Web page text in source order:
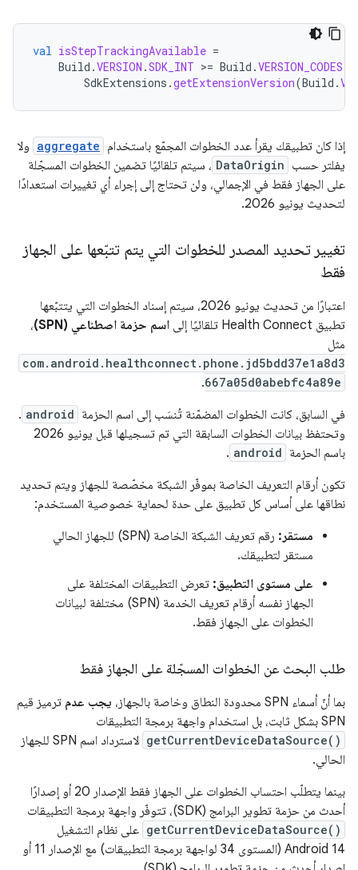
val isStepTrackingAvailable =
Build .VERSION .SDK_INT >= Build .VERSION_CODES
SdkExtensions .getExtensionVersion(Build .
إذا كان تطبيقك يقرأ عدد الخطوات المجمّع باستخدام aggregate ولا
يفلتر حسب DataOrigin ، سيتم تلقائيًا تضمين الخطوات المسجّلة
على الجهاز فقط في الإجمالي، ولن تحتاج إلى إجراء أي تغييرات استعدادًا
لتحديث يونيو 2026.
تغيير تحديد المصدر للخطوات التي يتم تتبّعها على الجهاز
فقط
اعتبارًا من تحديث يونيو 2026، سيتم إسناد الخطوات التي يتتبّعها
تطبيق Health Connect تلقائيًا إلى
اسم حزمة اصطناعي (SPN)
،
مثل
com.android.healthconnect.phone.jd5bdd37e1a8d3
667a05d0abebfc4a89e
.
في السابق، كانت الخطوات المضمّنة تُنسَب إلى اسم الحزمة android
.
وتحتفظ بيانات الخطوات السابقة التي تم تسجيلها قبل يونيو 2026
باسم الحزمة android
.
تكون أرقام التعريف الخاصة بموفّر الشبكة مخصّصة للجهاز ويتم تحديد
نطاقها على أساس كل تطبيق على حدة لحماية خصوصية المستخدم:
مستقر:
رقم تعريف الشبكة الخاصة (SPN) للجهاز الحالي
مستقر لتطبيقك.
على مستوى التطبيق: تعرض التطبيقات المختلفة على
الجهاز نفسه أرقام تعريف الخدمة (SPN) مختلفة لبيانات
الخطوات على الجهاز فقط.
طلب البحث عن الخطوات المسجّلة على الجهاز فقط
بما أنّ أسماء SPN محدودة النطاق وخاصة بالجهاز، يجب عدم ترميز قيم
SPN بشكل ثابت، بل استخدام واجهة برمجة التطبيقات
getCurrentDeviceDataSource()
لاسترداد اسم SPN للجهاز
الحالي.
بينما يتطلّب احتساب الخطوات على الجهاز فقط الإصدار 20 أو إصدارًا
أحدث من حزمة تطوير البرامج (SDK)، تتوفّر واجهة برمجة التطبيقات
getCurrentDeviceDataSource() على نظام التشغيل
Android 14 (المستوى 34 لواجهة برمجة التطبيقات) مع الإصدار 11 أو